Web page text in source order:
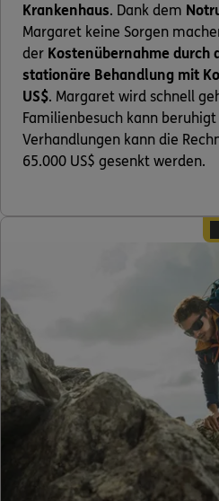
Krankenhaus. Dank dem
Margaret keine Sorgen
der Kostenübernahme durch
stationäre Behandlung mit
US$. Margaret wird schnell
Familienbesuch kann
Verhandlungen kann die
65.000 US$ gesenkt werden.